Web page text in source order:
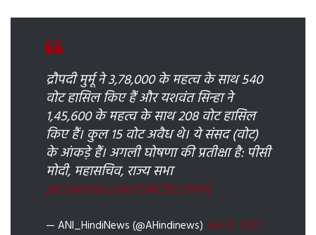
द्रौपदी मुर्मू ने 3,78,000 के महत्व के साथ 540
वोट हासिल किए हैं और यशवंत सिन्हा ने
1,45,600 के महत्व के साथ 208 वोट हासिल
किए हैं। कुल 15 वोट अवैध थे। ये संसद (वोट)
के आंकड़े हैं। अगली घोषणा की प्रतीक्षा है: पीसी
मोदी, महासचिव, राज्य सभा
pic.twitter.com/OAC9CcrWYj
— ANI_HindiNews (@AHindinews) July 21, 2022